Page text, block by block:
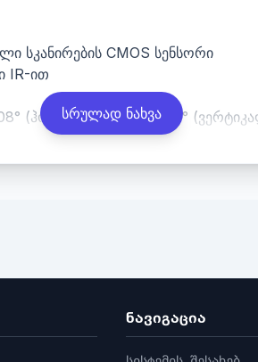
სკანირების CMOS სენსორი
IR-ით
(ჰორიზონტალური), 56°
სრულად ნახვა
ნავიგაცია